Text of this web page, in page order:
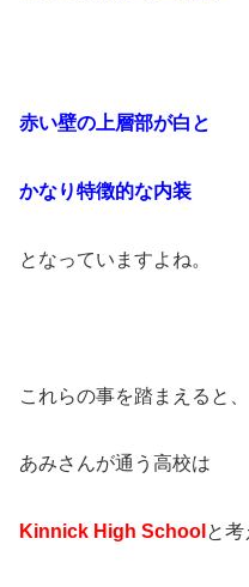
赤い壁の上層部が白と
かなり特徴的な内装
となっていますよね。
これらの事を踏まえると、
あみさんが通う高校は
Kinnick High School と